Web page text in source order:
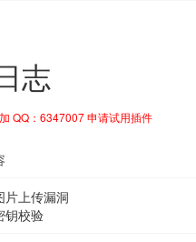
志
QQ：6347007 申请试用插件
片上传漏洞
钥校验